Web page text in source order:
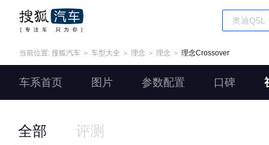
当前位置: 搜狐汽车 ＞ 车型大全 ＞ 理念 ＞ 理念 ＞ 理念Crossover
车系首页 图片 参数配置 口碑
全部 评测